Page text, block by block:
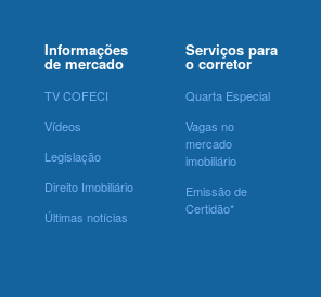
Informações
de mercado
TV COFECI
Vídeos
Legislação
Direito Imobiliário
Últimas notícias
Serviços para
o corretor
Quarta Especial
Vagas no
mercado
imobiliário
Emissão de
Certidão*